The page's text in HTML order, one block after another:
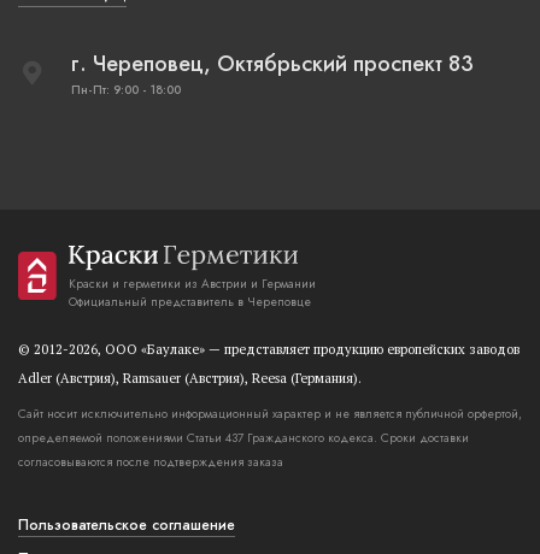
г. Череповец, Октябрьский проспект 83
Пн-Пт: 9:00 - 18:00
Краски и герметики из Австрии и Германии
Официальный представитель в Череповце
© 2012-2026, OOO «Баулаке» — представляет продукцию европейских заводов
Adler (Австрия), Ramsauer (Австрия), Reesa (Германия).
Сайт носит исключительно информационный характер и не является публичной орфертой,
определяемой положениями Статьи 437 Гражданского кодекса. Сроки доставки
согласовываются после подтверждения заказа
Пользовательское соглашение